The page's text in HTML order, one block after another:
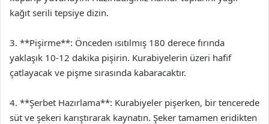
kağıt serili tepsiye dizin.
3. **Pişirme**: Önceden ısıtılmış 180 derece fırında
yaklaşık 10-12 dakika pişirin. Kurabiyelerin üzeri hafif
çatlayacak ve pişme sırasında kabaracaktır.
4. **Şerbet Hazırlama**: Kurabiyeler pişerken, bir tencerede
süt ve şekeri karıştırarak kaynatın. Şeker tamamen eridikten